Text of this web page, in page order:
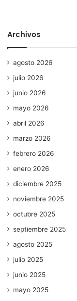
Archivos
agosto 2026
julio 2026
junio 2026
mayo 2026
abril 2026
marzo 2026
febrero 2026
enero 2026
diciembre 2025
noviembre 2025
octubre 2025
septiembre 2025
agosto 2025
julio 2025
junio 2025
mayo 2025